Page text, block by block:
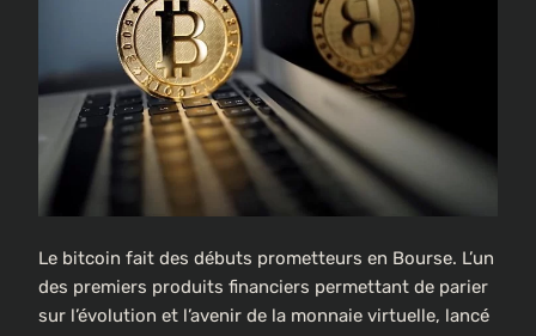
Le bitcoin fait des débuts prometteurs en Bourse. L’un
des premiers produits financiers permettant de parier
sur l’évolution et l’avenir de la monnaie virtuelle, lancé